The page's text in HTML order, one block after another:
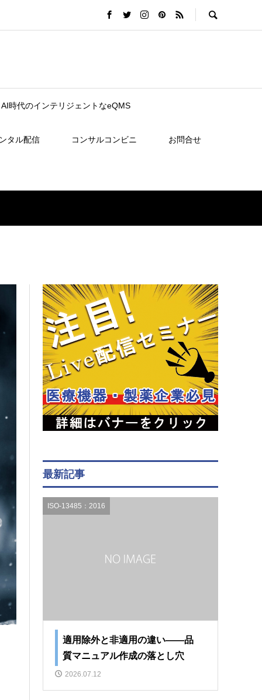
時代のインテリジェントなeQMS
タル配信 コンサルコンビニ お問合せ
最新記事
ISO-13485：2016
適用除外と非適用の違い――品
質マニュアル作成の落とし穴
2026.07.12